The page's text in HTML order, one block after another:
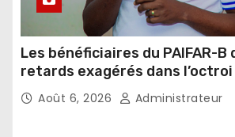
Les bénéficiaires du PAIFAR-
retards exagérés dans
agricoles
Août 6, 2026 Administrateur